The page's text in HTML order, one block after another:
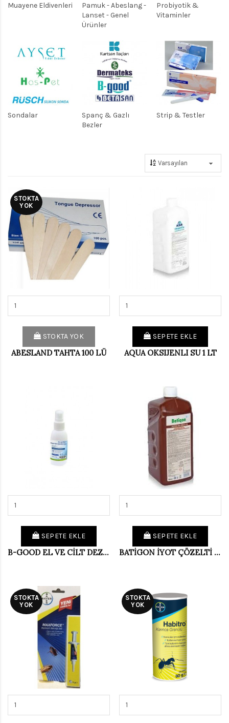
Muayene Eldivenleri
Pamuk - Abeslang -
Lanset - Genel
Ürünler
Probiyotik &
Vitaminler
Sondalar
Spanç & Gazlı
Bezler
Strip & Testler
STOKTA
YOK
STOKTA YOK
ABESLAND TAHTA 100 LÜ
SEPETE EKLE
AQUA OKSIJENLI SU 1 LT
SEPETE EKLE
B-GOOD EL VE CİLT DEZENF.100ML
SEPETE EKLE
BATİGON İYOT ÇÖZELTİ 1000 ML
STOKTA
YOK
STOKTA
YOK